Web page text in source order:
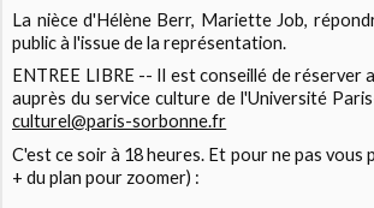
La nièce d'Hélène Berr, Mariette Job,
public à l'issue de la représentation.
ENTREE LIBRE -- Il est conseillé de réserver
auprès du service culture de l'Université
culturel@paris-sorbonne.fr
C'est ce soir à 18 heures. Et pour ne pas vous
+ du plan pour zoomer) :